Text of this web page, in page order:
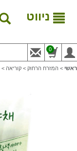
ניווט
0
ראשי > המזרח הרחוק > קוריאה >